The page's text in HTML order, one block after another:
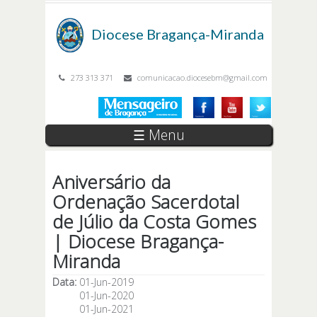
Diocese Bragança-Miranda
273 313 371 comunicacao.diocesebm@gmail.com
☰ Menu
Aniversário da
Ordenação Sacerdotal
de Júlio da Costa Gomes
| Diocese Bragança-
Miranda
Data: 01-Jun-2019
01-Jun-2020
01-Jun-2021